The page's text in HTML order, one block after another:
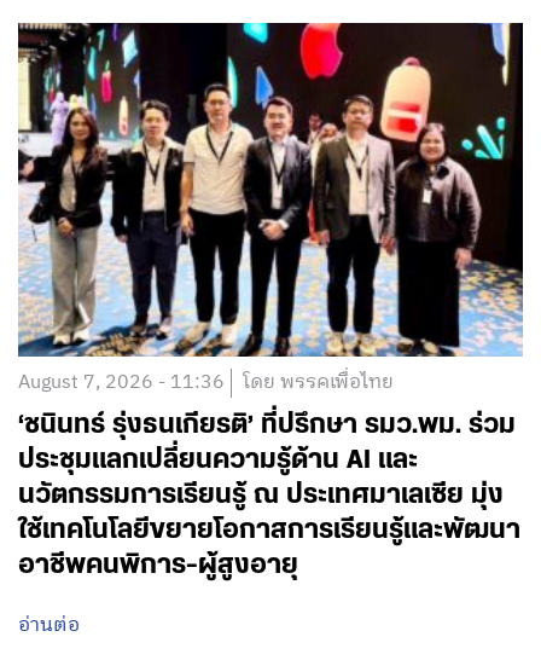
August 7, 2026 - 11:36 โดย พรรคเพื่อไทย
‘ชนินทร์ รุ่งธนเกียรติ’ ที่ปรึกษา รมว.พม. ร่วม
ประชุมแลกเปลี่ยนความรู้ด้าน AI และ
นวัตกรรมการเรียนรู้ ณ ประเทศมาเลเซีย มุ่ง
ใช้เทคโนโลยีขยายโอกาสการเรียนรู้และพัฒนา
อาชีพคนพิการ-ผู้สูงอายุ
อ่านต่อ